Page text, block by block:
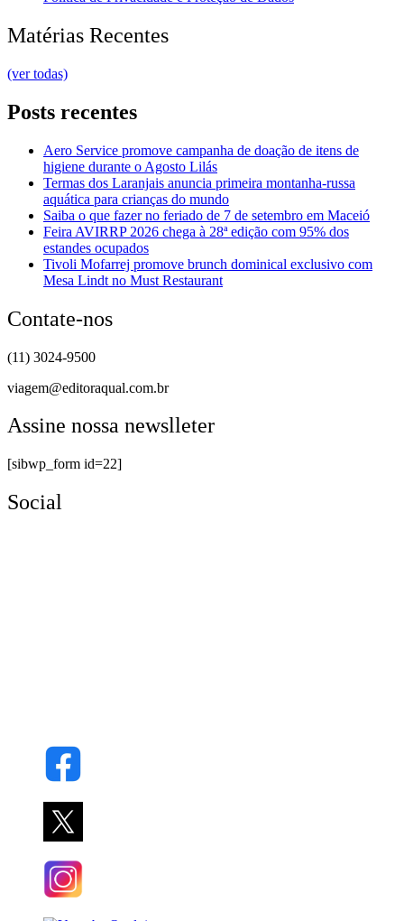
Matérias Recentes
(ver todas)
Posts recentes
Aero Service promove campanha de doação de itens de
higiene durante o Agosto Lilás
Termas dos Laranjais anuncia primeira montanha-russa
aquática para crianças do mundo
Saiba o que fazer no feriado de 7 de setembro em Maceió
Feira AVIRRP 2026 chega à 28ª edição com 95% dos
estandes ocupados
Tivoli Mofarrej promove brunch dominical exclusivo com
Mesa Lindt no Must Restaurant
Contate-nos
(11) 3024-9500
viagem@editoraqual.com.br
Assine nossa newslleter
[sibwp_form id=22]
Social